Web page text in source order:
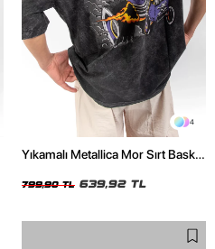
4
Yıkamalı Metallica Mor Sırt Baskılı
799,90 TL 639,92 TL